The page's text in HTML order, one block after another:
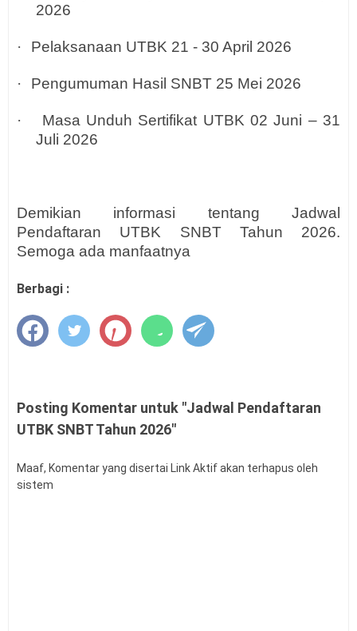
2026
· Pelaksanaan UTBK 21 - 30 April 2026
· Pengumuman Hasil SNBT 25 Mei 2026
·
Masa Unduh Sertifikat UTBK 02 Juni – 31
Juli 2026
Demikian informasi tentang Jadwal
Pendaftaran UTBK SNBT Tahun 2026.
Semoga ada manfaatnya
Berbagi :
Posting Komentar untuk "Jadwal Pendaftaran
UTBK SNBT Tahun 2026"
Maaf, Komentar yang disertai Link Aktif akan terhapus oleh
sistem